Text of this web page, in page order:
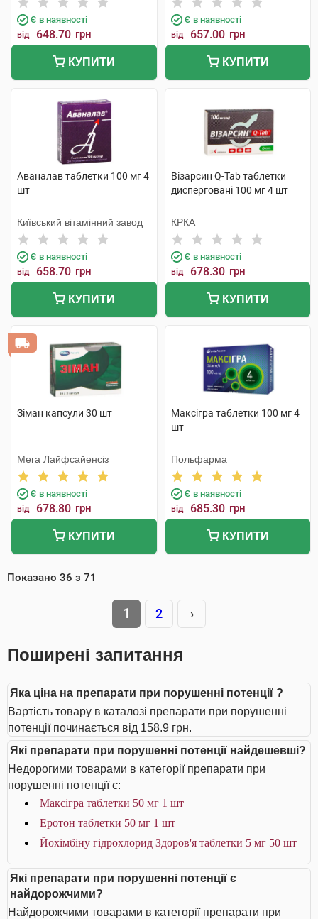
Є в наявності
від 648.70 грн
КУПИТИ
Є в наявності
від 657.00 грн
КУПИТИ
Аваналав таблетки 100 мг 4
шт
Київський вітамінний завод
Є в наявності
від 658.70 грн
КУПИТИ
Візарсин Q-Tab таблетки
дисперговані 100 мг 4 шт
КРКА
Є в наявності
від 678.30 грн
КУПИТИ
Зіман капсули 30 шт
Мега Лайфсайенсіз
Є в наявності
від 678.80 грн
КУПИТИ
Максігра таблетки 100 мг 4
шт
Польфарма
Є в наявності
від 685.30 грн
КУПИТИ
Показано 36 з 71
1 2 ›
Поширені запитання
Яка ціна на препарати при порушенні потенції ?
Вартість товару в каталозі препарати при порушенні
потенції починається від 158.9 грн.
Які препарати при порушенні потенції найдешевші?
Недорогими товарами в категорії препарати при
порушенні потенції є:
Максігра таблетки 50 мг 1 шт
Еротон таблетки 50 мг 1 шт
Йохімбіну гідрохлорид Здоров'я таблетки 5 мг 50 шт
Які препарати при порушенні потенції є
найдорожчими?
Найдорожчими товарами в категорії препарати при